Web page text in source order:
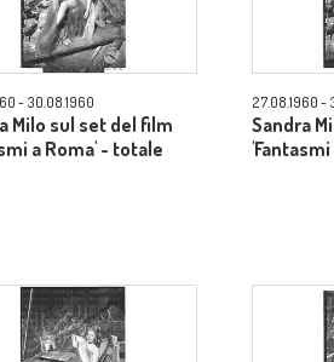
- 30.08.1960
Milo sul set del film
a Roma' - totale
27.08.1960 -
Sandra